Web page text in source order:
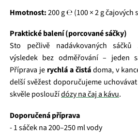
Hmotnost:200 g ℮ (100 × 2 g čajových
Praktické balení (porcované sáčky)
Sto pečlivě nadávkovaných sáčků
výsledek bez odměřování – jeden
Příprava je rychlá a čistádoma, v
delší svěžest doporučujeme
skvěle posloužídózy na čaj a kávu.
Doporučená příprava
- 1 sáček na 200–250 ml vody